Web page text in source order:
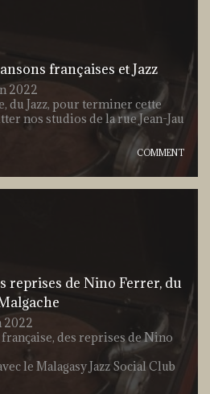
françaises et Jazz
2022
du Jazz, pour terminer cette
nos studios de la rue Jean-Jau
COMMENT
reprises de Nino Ferrer, du
2022
des reprises de Nino
le Malagasy Jazz Social Club